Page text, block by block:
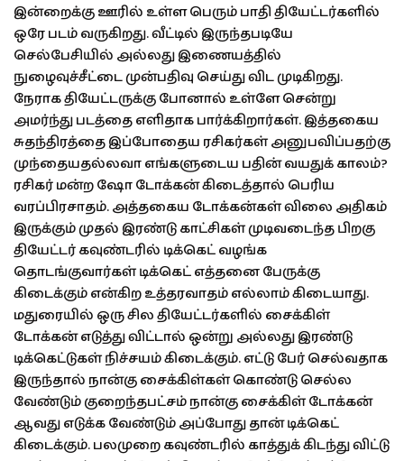
இன்றைக்கு ஊரில் உள்ள பெரும் பாதி தியேட்டர்களில்
ஒரே படம் வருகிறது. வீட்டில் இருந்தபடியே
செல்பேசியில் அல்லது இணையத்தில்
நுழைவுச்சீட்டை முன்பதிவு செய்து விட முடிகிறது.
நேராக தியேட்டருக்கு போனால் உள்ளே சென்று
அமர்ந்து படத்தை எளிதாக பார்க்கிறார்கள். இத்தகைய
சுதந்திரத்தை இப்போதைய ரசிகர்கள் அனுபவிப்பதற்கு
முந்தையதல்லவா எங்களுடைய பதின் வயதுக் காலம்?
ரசிகர் மன்ற ஷோ டோக்கன் கிடைத்தால் பெரிய
வரப்பிரசாதம். அத்தகைய டோக்கன்கள் விலை அதிகம்
இருக்கும் முதல் இரண்டு காட்சிகள் முடிவடைந்த பிறகு
தியேட்டர் கவுண்டரில் டிக்கெட் வழங்க
தொடங்குவார்கள் டிக்கெட் எத்தனை பேருக்கு
கிடைக்கும் என்கிற உத்தரவாதம் எல்லாம் கிடையாது.
மதுரையில் ஒரு சில தியேட்டர்களில் சைக்கிள்
டோக்கன் எடுத்து விட்டால் ஒன்று அல்லது இரண்டு
டிக்கெட்டுகள் நிச்சயம் கிடைக்கும். எட்டு பேர் செல்வதாக
இருந்தால் நான்கு சைக்கிள்கள் கொண்டு செல்ல
வேண்டும் குறைந்தபட்சம் நான்கு சைக்கிள் டோக்கன்
ஆவது எடுக்க வேண்டும் அப்போது தான் டிக்கெட்
கிடைக்கும். பலமுறை கவுண்டரில் காத்துக் கிடந்து விட்டு